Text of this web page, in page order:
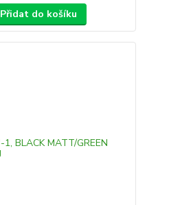
Přidat do košíku